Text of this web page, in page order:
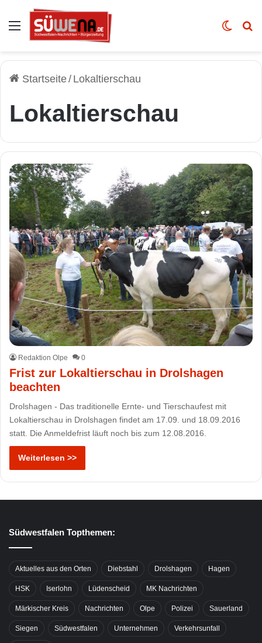
Auswahl Skin
Startseite/ Lokaltierschau
Lokaltierschau
Redaktion Olpe 0
Frist zur Lokaltierschau in Drolshagen
beachten
Drolshagen - Das traditionelle Ernte- und Tierschaufest mit
Lokaltierschau in Drolshagen findet am 17.09. und 18.09.2016
statt. Die Anmeldefrist läuft noch bis zum 12.08.2016.
Weiterlesen >>
Südwestfalen Topthemen:
Aktuelles aus den Orten Diebstahl Drolshagen Hagen
HSK Iserlohn Lüdenscheid MK Nachrichten
Märkischer Kreis Nachrichten Olpe Polizei Sauerland
Siegen Südwestfalen Unternehmen Verkehrsunfall